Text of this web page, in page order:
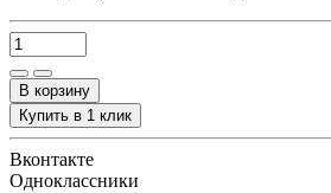
В корзину
Купить в 1 клик
Вконтакте
Одноклассники